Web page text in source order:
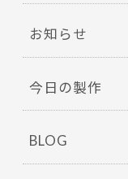
お知らせ
今日の製作
BLOG